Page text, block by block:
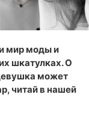
мир моды и
шкатулках. О
может
читай в нашей